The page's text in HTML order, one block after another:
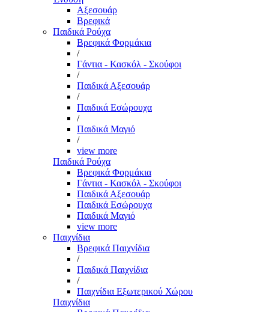
Αξεσουάρ
Βρεφικά
Παιδικά Ρούχα
Βρεφικά Φορμάκια
/
Γάντια - Κασκόλ - Σκούφοι
/
Παιδικά Αξεσουάρ
/
Παιδικά Εσώρουχα
/
Παιδικά Μαγιό
/
view more
Παιδικά Ρούχα
Βρεφικά Φορμάκια
Γάντια - Κασκόλ - Σκούφοι
Παιδικά Αξεσουάρ
Παιδικά Εσώρουχα
Παιδικά Μαγιό
view more
Παιχνίδια
Βρεφικά Παιχνίδια
/
Παιδικά Παιχνίδια
/
Παιχνίδια Εξωτερικού Χώρου
Παιχνίδια